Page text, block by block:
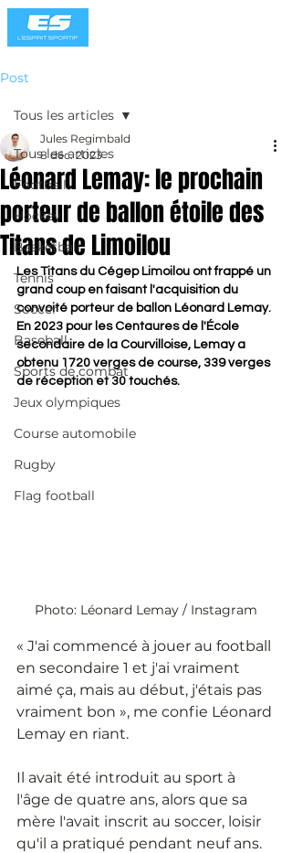
Post
Tous les articles
Football
Hockey
Basketball
Tennis
Soccer
Baseball
Sports de combat
Jeux olympiques
Course automobile
Rugby
Flag football
Tous les articles
Léonard Lemay: le prochain
porteur de ballon étoile des
Titans de Limoilou
Jules Regimbald
8 déc. 2023
Les Titans du Cégep Limoilou ont frappé un
grand coup en faisant l'acquisition du
convoité porteur de ballon Léonard Lemay.
En 2023 pour les Centaures de l'École
secondaire de la Courvilloise, Lemay a
obtenu 1720 verges de course, 339 verges
de réception et 30 touchés.
Photo: Léonard Lemay / Instagram
« J'ai commencé à jouer au football
en secondaire 1 et j'ai vraiment
aimé ça, mais au début, j'étais pas
vraiment bon », me confie Léonard
Lemay en riant.
Il avait été introduit au sport à
l'âge de quatre ans, alors que sa
mère l'avait inscrit au soccer, loisir
qu'il a pratiqué pendant neuf ans.